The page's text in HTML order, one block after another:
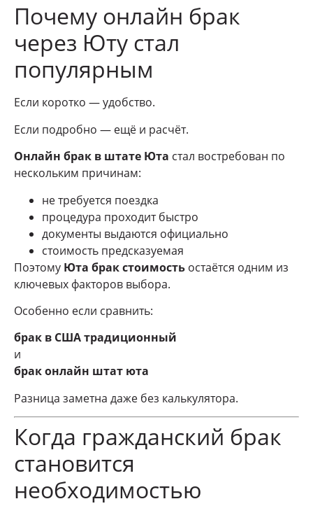
Почему онлайн брак
через Юту стал
популярным
Если коротко — удобство.
Если подробно — ещё и расчёт.
Онлайн брак в штате Юта стал востребован по
нескольким причинам:
не требуется поездка
процедура проходит быстро
документы выдаются официально
стоимость предсказуемая
Поэтому Юта брак стоимость остаётся одним из
ключевых факторов выбора.
Особенно если сравнить:
брак в США традиционный
и
брак онлайн штат юта
Разница заметна даже без калькулятора.
Когда гражданский брак
становится
необходимостью